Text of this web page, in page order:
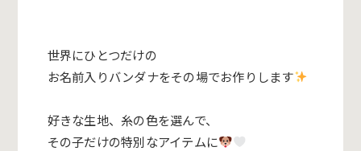
世界にひとつだけの
お名前入りバンダナをその場でお作りします
好きな生地、糸の色を選んで、
その子だけの特別なアイテムに